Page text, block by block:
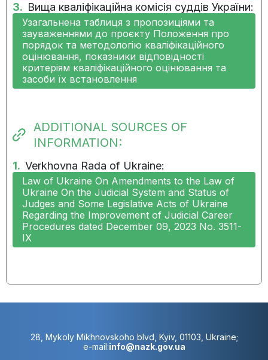
3. Вища кваліфікаційна комісія суддів України:
Узагальнена таблиця з пропозиціями та
зауваженнями до проєкту Положення про
порядок та методологію кваліфікаційного
оцінювання, показники відповідності
критеріям кваліфікаційного оцінювання та
засоби їх встановлення
ADDITIONAL SOURCES OF
INFORMATION:
1. Verkhovna Rada of Ukraine:
Law of Ukraine On Amendments to the Law of
Ukraine On the Judicial System and Status of
Judges and Some Legislative Acts of Ukraine
Regarding the Improvement of Judicial Career
Procedures dated December 09, 2023 No. 3511-
IX
28, Mykoly Mikhnovskoho blvd, Kyiv, 01103, Ukraine;
e-mail:info@nazk.gov.ua